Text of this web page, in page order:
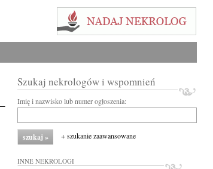
Szukaj nekrologów i wspomnień
Imię i nazwisko lub numer ogłoszenia:
+ szukanie zaawansowane
INNE NEKROLOGI